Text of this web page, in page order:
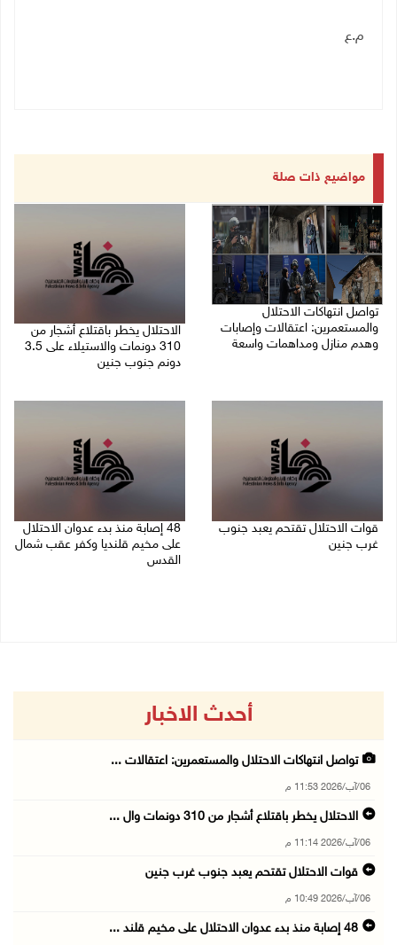
م.ع
مواضيع ذات صلة
تواصل انتهاكات الاحتلال
والمستعمرين: اعتقالات وإصابات
وهدم منازل ومداهمات واسعة
الاحتلال يخطر باقتلاع أشجار من
310 دونمات والاستيلاء على 3.5
دونم جنوب جنين
قوات الاحتلال تقتحم يعبد جنوب
غرب جنين
48 إصابة منذ بدء عدوان الاحتلال
على مخيم قلنديا وكفر عقب شمال
القدس
أحدث الاخبار
تواصل انتهاكات الاحتلال والمستعمرين: اعتقالات ...
06/آب/2026 11:53 م
الاحتلال يخطر باقتلاع أشجار من 310 دونمات وال ...
06/آب/2026 11:14 م
قوات الاحتلال تقتحم يعبد جنوب غرب جنين
06/آب/2026 10:49 م
48 إصابة منذ بدء عدوان الاحتلال على مخيم قلند ...